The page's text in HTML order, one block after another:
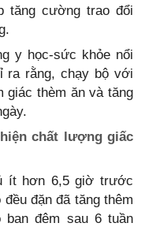
tăng cường trao đổi
y học-sức khỏe nổi
ra rằng, chạy bộ với
giác thèm ăn và tăng
chất lượng giấc
ít hơn 6,5 giờ trước
đặn đã tăng thêm
ban đêm sau 6 tuần